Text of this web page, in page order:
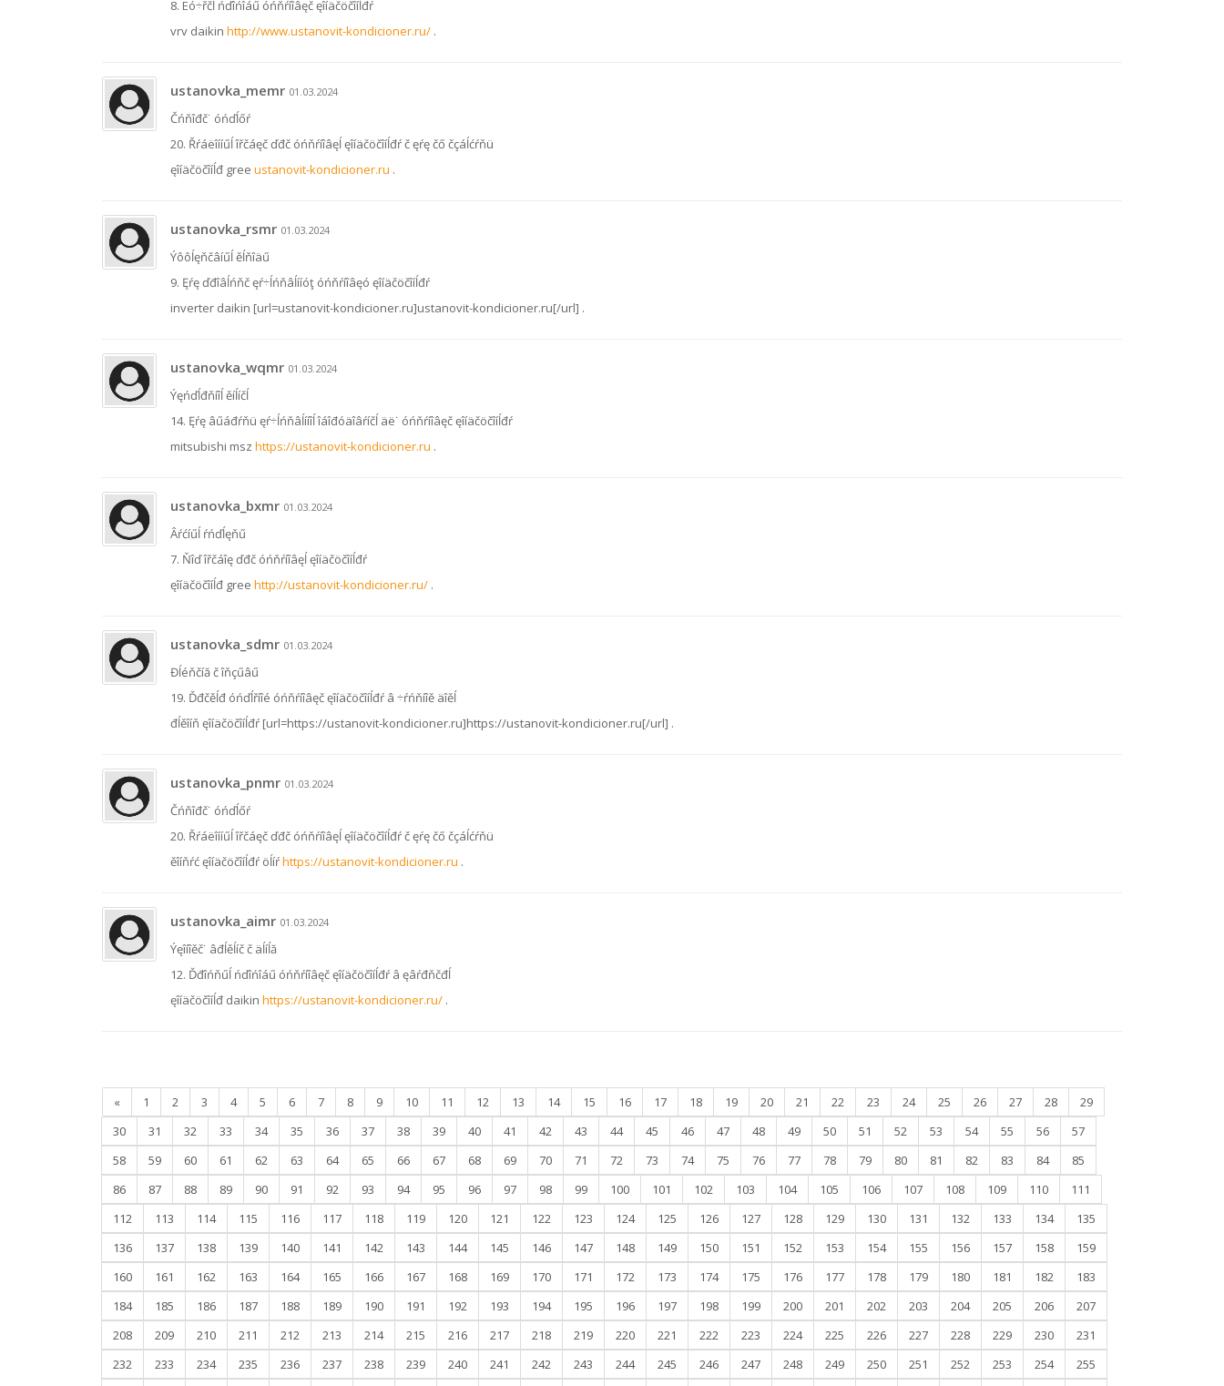
8. Ëó÷řčĺ ńďîńîáű óńňŕíîâęč ęîíäčöčîíĺđŕ
vrv daikin http://www.ustanovit-kondicioner.ru/ .
ustanovka_memr 01.03.2024
Čńňîđč˙ óńďĺőŕ
20. Řŕáëîííűĺ îřčáęč ďđč óńňŕíîâęĺ ęîíäčöčîíĺđŕ č ęŕę čő čçáĺćŕňü
ęîíäčöčîíĺđ gree ustanovit-kondicioner.ru .
ustanovka_rsmr 01.03.2024
Ýôôĺęňčâíűĺ ěĺňîäű
9. Ęŕę ďđîâĺńňč ęŕ÷ĺńňâĺííóţ óńňŕíîâęó ęîíäčöčîíĺđŕ
inverter daikin [url=ustanovit-kondicioner.ru]ustanovit-kondicioner.ru[/url] .
ustanovka_wqmr 01.03.2024
Ýęńďĺđňíîĺ ěíĺíčĺ
14. Ęŕę âűáđŕňü ęŕ÷ĺńňâĺííîĺ îáîđóäîâŕíčĺ äë˙ óńňŕíîâęč ęîíäčöčîíĺđŕ
mitsubishi msz https://ustanovit-kondicioner.ru .
ustanovka_bxmr 01.03.2024
Âŕćíűĺ ŕńďĺęňű
7. Ňîď îřčáîę ďđč óńňŕíîâęĺ ęîíäčöčîíĺđŕ
ęîíäčöčîíĺđ gree http://ustanovit-kondicioner.ru/ .
ustanovka_sdmr 01.03.2024
Đĺéňčíă č îňçűâű
19. Ďđčěĺđ óńďĺříîé óńňŕíîâęč ęîíäčöčîíĺđŕ â ÷ŕńňíîě äîěĺ
đĺěîíň ęîíäčöčîíĺđŕ [url=https://ustanovit-kondicioner.ru]https://ustanovit-kondicioner.ru[/url] .
ustanovka_pnmr 01.03.2024
Čńňîđč˙ óńďĺőŕ
20. Řŕáëîííűĺ îřčáęč ďđč óńňŕíîâęĺ ęîíäčöčîíĺđŕ č ęŕę čő čçáĺćŕňü
ěîíňŕć ęîíäčöčîíĺđŕ öĺíŕhttps://ustanovit-kondicioner.ru .
ustanovka_aimr 01.03.2024
Ýęîíîěč˙ âđĺěĺíč č äĺíĺă
12. Ďđîńňűĺ ńďîńîáű óńňŕíîâęč ęîíäčöčîíĺđŕ â ęâŕđňčđĺ
ęîíäčöčîíĺđ daikin https://ustanovit-kondicioner.ru/ .
« 1 2 3 4 5 6 7 8 9 10 11 12 13 14 15 16 17 18 19 20 21 22 23 24 25 26 27 28
29
30
31 32 33 34 35 36 37 38 39 40 41 42 43 44 45 46 47 48 49 50 51 52 53 54 55 56
57
58
59 60 61 62 63 64 65 66 67 68 69 70 71 72 73 74 75 76 77 78 79 80 81 82 83 84
85
86
87 88 89 90 91 92 93 94 95 96 97 98 99 100 101 102 103 104 105 106 107 108 109 110
111
112
113 114 115 116 117 118 119 120 121 122 123 124 125 126 127 128 129 130 131 132 133 134
135
136
137 138 139 140 141 142 143 144 145 146 147 148 149 150 151 152 153 154 155 156 157 158
159
160
161 162 163 164 165 166 167 168 169 170 171 172 173 174 175 176 177 178 179 180 181 182
183
184
185 186 187 188 189 190 191 192 193 194 195 196 197 198 199 200 201 202 203 204 205 206
207
208
209 210 211 212 213 214 215 216 217 218 219 220 221 222 223 224 225 226 227 228 229 230
231
232
233 234 235 236 237 238 239 240 241 242 243 244 245 246 247 248 249 250 251 252 253 254
255